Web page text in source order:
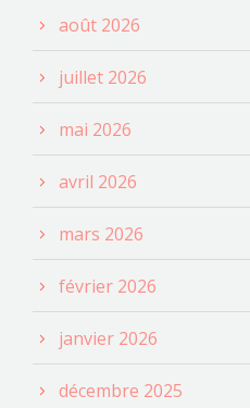
août 2026
juillet 2026
mai 2026
avril 2026
mars 2026
février 2026
janvier 2026
décembre 2025